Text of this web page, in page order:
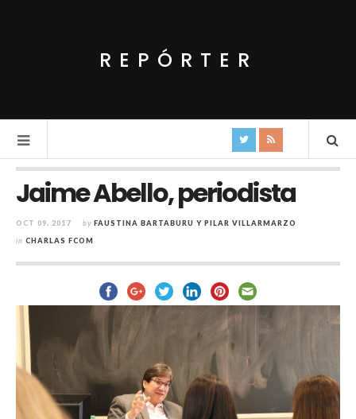
REPÓRTER
Jaime Abello, periodista
OCT 09, 2017 by FAUSTINA BARTABURU Y PILAR VILLARMARZO
in CHARLAS FCOM